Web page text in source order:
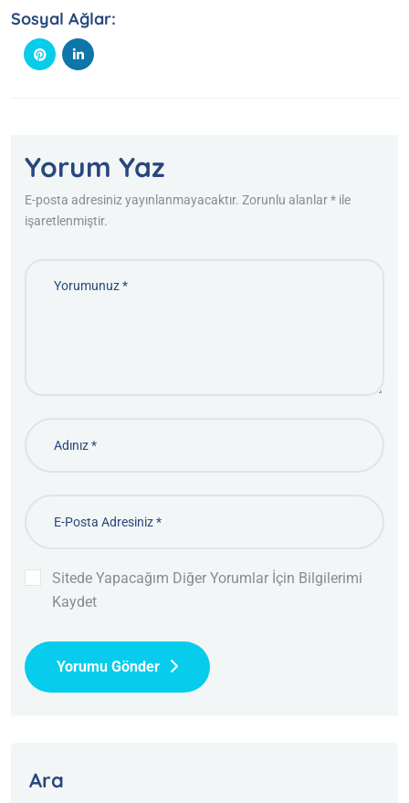
Sosyal Ağlar:
Yorum Yaz
E-posta adresiniz yayınlanmayacaktır. Zorunlu alanlar * ile
işaretlenmiştir.
Sitede Yapacağım Diğer Yorumlar İçin Bilgilerimi
Kaydet
Yorumu Gönder
Ara